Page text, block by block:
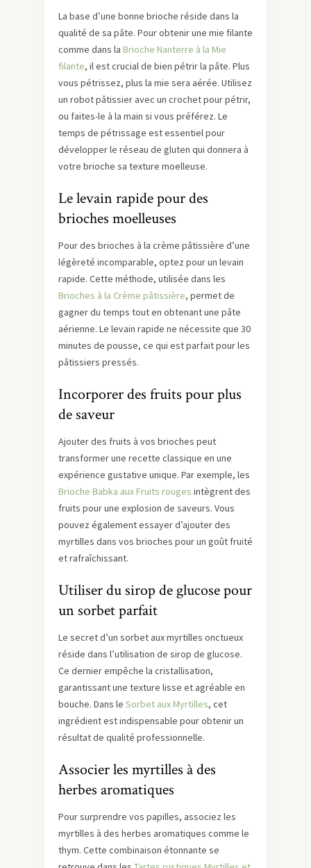
La base d’une bonne brioche réside dans la
qualité de sa pâte. Pour obtenir une mie filante
comme dans la Brioche Nanterre à la Mie
filante, il est crucial de bien pétrir la pâte. Plus
vous pétrissez, plus la mie sera aérée. Utilisez
un robot pâtissier avec un crochet pour pétrir,
ou faites-le à la main si vous préférez. Le
temps de pétrissage est essentiel pour
développer le réseau de gluten qui donnera à
votre brioche sa texture moelleuse.
Le levain rapide pour des
brioches moelleuses
Pour des brioches à la crème pâtissière d’une
légèreté incomparable, optez pour un levain
rapide. Cette méthode, utilisée dans les
Brioches à la Crème pâtissière, permet de
gagner du temps tout en obtenant une pâte
aérienne. Le levain rapide ne nécessite que 30
minutes de pousse, ce qui est parfait pour les
pâtissiers pressés.
Incorporer des fruits pour plus
de saveur
Ajouter des fruits à vos brioches peut
transformer une recette classique en une
expérience gustative unique. Par exemple, les
Brioche Babka aux Fruits rouges intègrent des
fruits pour une explosion de saveurs. Vous
pouvez également essayer d’ajouter des
myrtilles dans vos brioches pour un goût fruité
et rafraîchissant.
Utiliser du sirop de glucose pour
un sorbet parfait
Le secret d’un sorbet aux myrtilles onctueux
réside dans l’utilisation de sirop de glucose.
Ce dernier empêche la cristallisation,
garantissant une texture lisse et agréable en
bouche. Dans le Sorbet aux Myrtilles, cet
ingrédient est indispensable pour obtenir un
résultat de qualité professionnelle.
Associer les myrtilles à des
herbes aromatiques
Pour surprendre vos papilles, associez les
myrtilles à des herbes aromatiques comme le
thym. Cette combinaison étonnante se